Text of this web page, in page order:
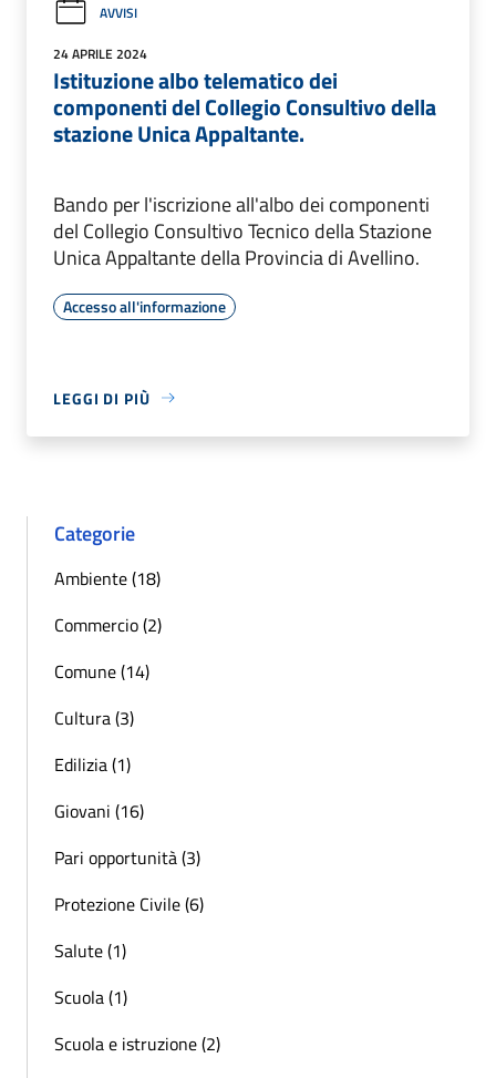
AVVISI
24 APRILE 2024
Istituzione albo telematico dei
componenti del Collegio Consultivo della
stazione Unica Appaltante.
Bando per l'iscrizione all'albo dei componenti
del Collegio Consultivo Tecnico della Stazione
Unica Appaltante della Provincia di Avellino.
Accesso all'informazione
LEGGI DI PIÙ
Categorie
Ambiente (18)
Commercio (2)
Comune (14)
Cultura (3)
Edilizia (1)
Giovani (16)
Pari opportunità (3)
Protezione Civile (6)
Salute (1)
Scuola (1)
Scuola e istruzione (2)